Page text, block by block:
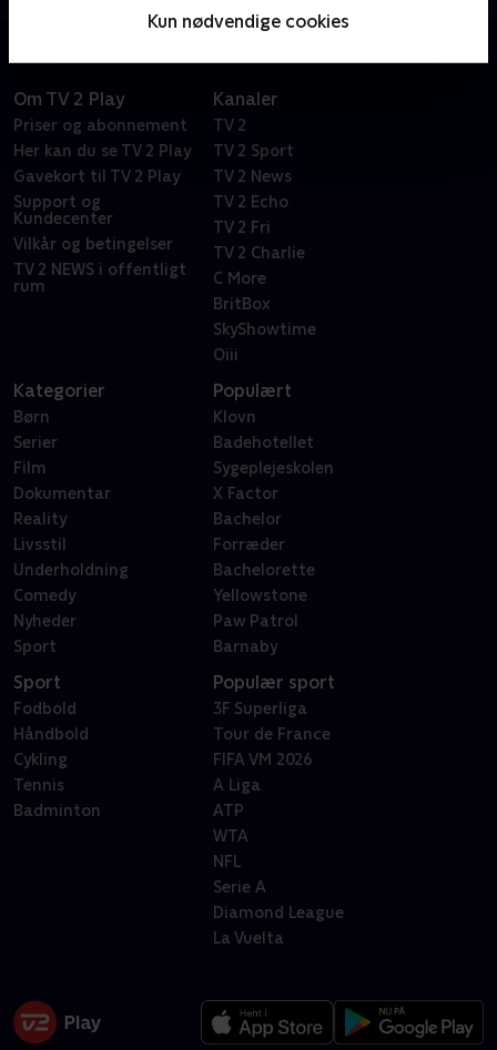
Kun nødvendige cookies
Om TV 2 Play
Priser og abonnement
Her kan du se TV 2 Play
Gavekort til TV 2 Play
Support og
Kundecenter
Vilkår og betingelser
TV 2 NEWS i offentligt
rum
Kanaler
TV 2
TV 2 Sport
TV 2 News
TV 2 Echo
TV 2 Fri
TV 2 Charlie
C More
BritBox
SkyShowtime
Oiii
Kategorier
Børn
Serier
Film
Dokumentar
Reality
Livsstil
Underholdning
Comedy
Nyheder
Sport
Populært
Klovn
Badehotellet
Sygeplejeskolen
X Factor
Bachelor
Forræder
Bachelorette
Yellowstone
Paw Patrol
Barnaby
Sport
Fodbold
Håndbold
Cykling
Tennis
Badminton
Populær sport
3F Superliga
Tour de France
FIFA VM 2026
A Liga
ATP
WTA
NFL
Serie A
Diamond League
La Vuelta